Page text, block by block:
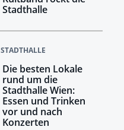
Stadthalle
STADTHALLE
Die besten Lokale
rund um die
Stadthalle Wien:
Essen und Trinken
vor und nach
Konzerten